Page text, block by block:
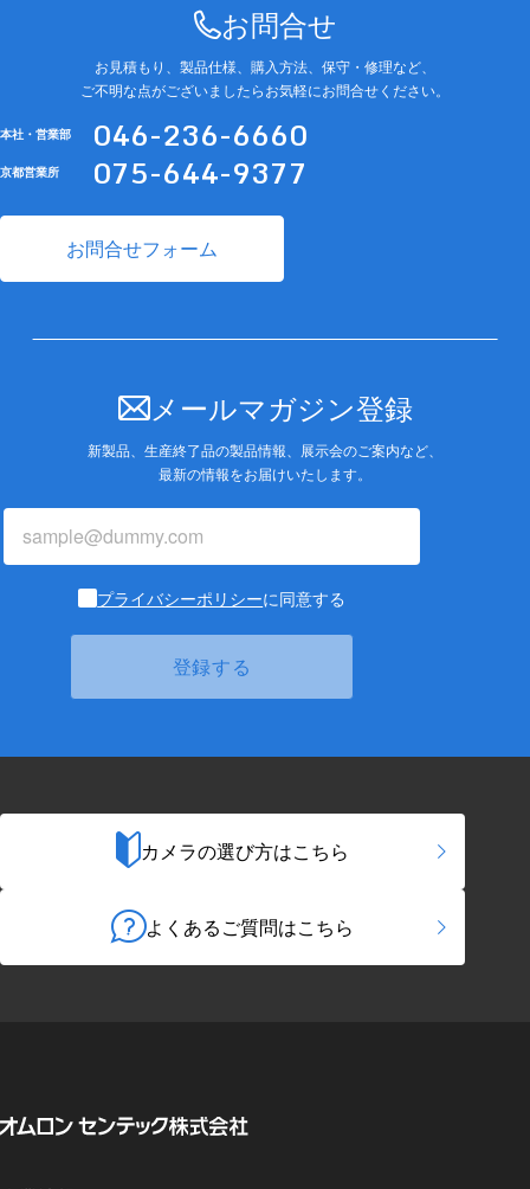
お問合せ
お見積もり、製品仕様、購入方法、保守・修理など、
ご不明な点がございましたらお気軽にお問合せください。
本社・営業部 046-236-6660
京都営業所 075-644-9377
お問合せフォーム
メールマガジン登録
新製品、生産終了品の製品情報、展示会のご案内など、
最新の情報をお届けいたします。
プライバシーポリシーに同意する
カメラの選び方はこちら
よくあるご質問はこちら